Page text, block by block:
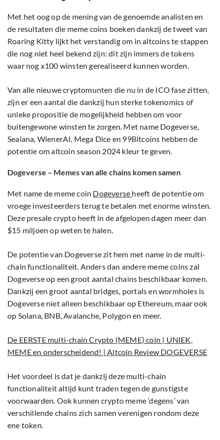
Met het oog op de mening van de genoemde analisten en
de resultaten die meme coins boeken dankzij de tweet van
Roaring Kitty lijkt het verstandig om in altcoins te stappen
die nog niet heel bekend zijn: dit zijn immers de tokens
waar nog x100 winsten gerealiseerd kunnen worden.
Van alle nieuwe cryptomunten die nu in de ICO fase zitten,
zijn er een aantal die dankzij hun sterke tokenomics of
unieke propositie de mogelijkheid hebben om voor
buitengewone winsten te zorgen. Met name Dogeverse,
Sealana, WienerAI, Mega Dice en 99Bitcoins hebben de
potentie om altcoin season 2024 kleur te geven.
Dogeverse – Memes van alle chains komen samen
Met name de meme coin Dogeverse heeft de potentie om
vroege investeerders terug te betalen met enorme winsten.
Deze presale crypto heeft in de afgelopen dagen meer dan
$15 miljoen op weten te halen.
De potentie van Dogeverse zit hem met name in de multi-
chain functionaliteit. Anders dan andere meme coins zal
Dogeverse op een groot aantal chains beschikbaar komen.
Dankzij een groot aantal bridges, portals en wormholes is
Dogeverse niet alleen beschikbaar op Ethereum, maar ook
op Solana, BNB, Avalanche, Polygon en meer.
De EERSTE multi-chain Crypto (MEME) coin | UNIEK,
MEME en onderscheidend! | Altcoin Review DOGEVERSE
Het voordeel is dat je dankzij deze multi-chain
functionaliteit altijd kunt traden tegen de gunstigste
voorwaarden. Ook kunnen crypto meme ‘degens’ van
verschillende chains zich samen verenigen rondom deze
ene token.